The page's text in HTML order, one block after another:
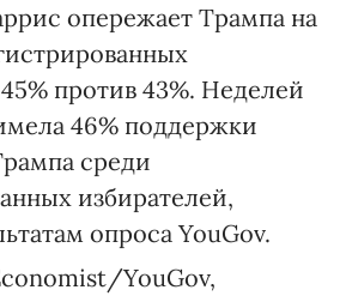
опережает Трампа на
против 43%. Неделей
46% поддержки
среди
избирателей,
опроса YouGov.
YouGov,